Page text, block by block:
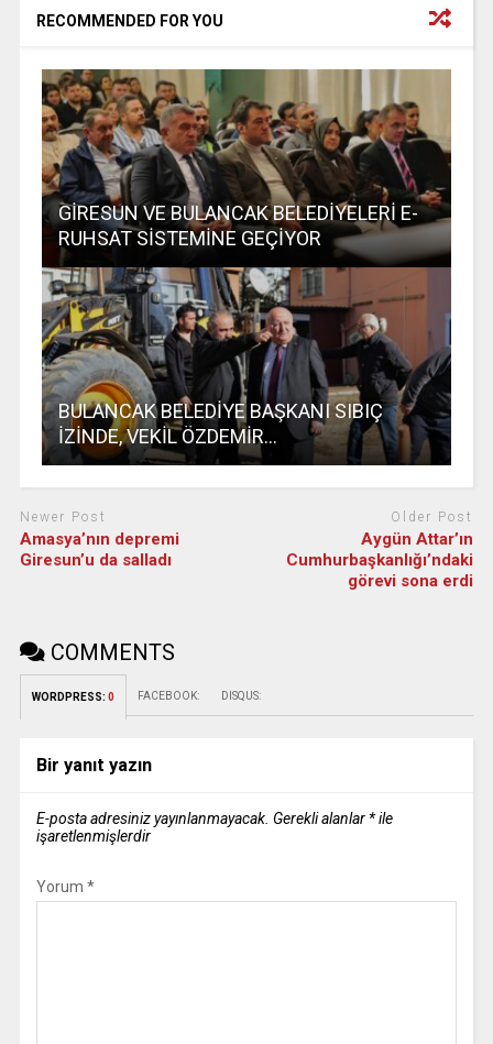
RECOMMENDED FOR YOU
GİRESUN VE BULANCAK BELEDİYELERİ E-
RUHSAT SİSTEMİNE GEÇİYOR
BULANCAK BELEDİYE BAŞKANI SIBIÇ
İZİNDE, VEKİL ÖZDEMİR…
Newer Post
Amasya’nın depremi
Giresun’u da salladı
Older Post
Aygün Attar’ın
Cumhurbaşkanlığı’ndaki
görevi sona erdi
COMMENTS
WORDPRESS: 0 FACEBOOK: DISQUS:
Bir yanıt yazın
E-posta adresiniz yayınlanmayacak. Gerekli alanlar *ile
işaretlenmişlerdir
Yorum *